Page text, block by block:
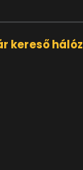
kereső